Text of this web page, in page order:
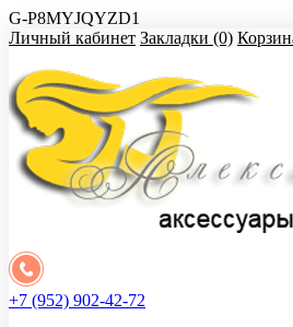
G-P8MYJQYZD1
Личный кабинет Закладки (0)
+7 (952) 902-42-72